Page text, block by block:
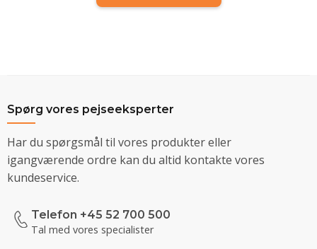
Spørg vores pejseeksperter
Har du spørgsmål til vores produkter eller
igangværende ordre kan du altid kontakte vores
kundeservice.
Telefon +45 52 700 500
Tal med vores specialister